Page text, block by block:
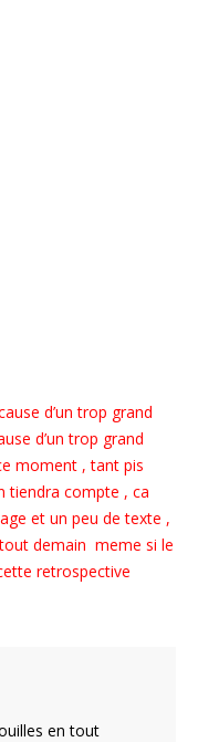
d’un trop grand
d’un trop grand
moment , tant pis
tiendra compte , ca
et un peu de texte ,
demain meme si le
retrospective
en tout